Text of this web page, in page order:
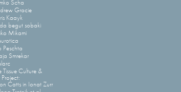
Scha
Gracie
Kaayk
begut sobaki
Mikami
Peschta
Smrekar
Tissue Culture &
Catts in Ionat Zurr